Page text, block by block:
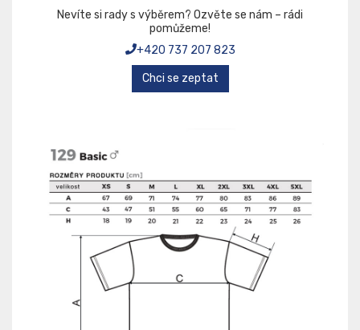
Nevíte si rady s výběrem? Ozvěte se nám – rádi
pomůžeme!
+420 737 207 823
Chci se zeptat